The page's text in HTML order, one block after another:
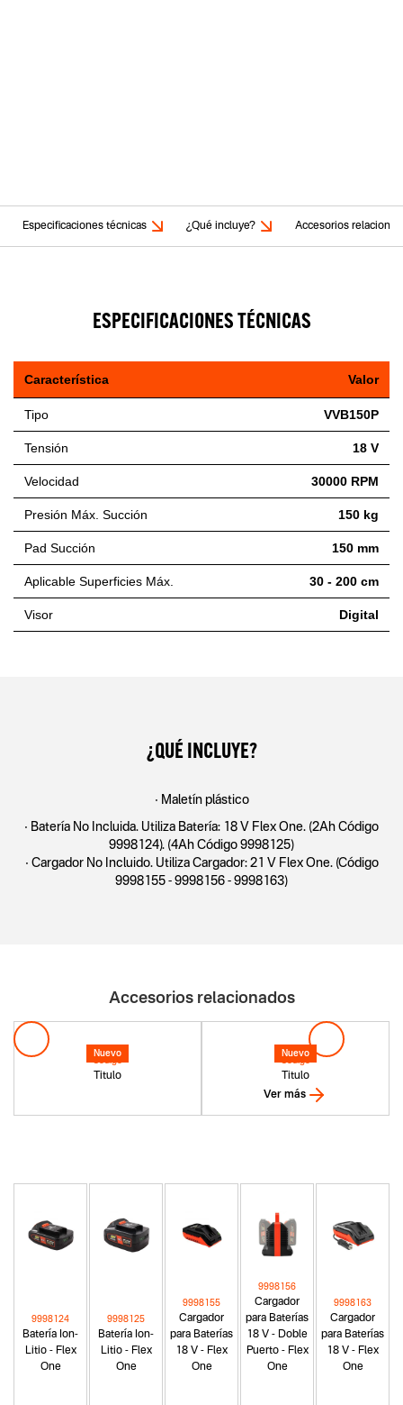
Especificaciones técnicas ¿Qué incluye? Accesorios
ESPECIFICACIONES TÉCNICAS
Característica Valor
Tipo VVB150P
Tensión 18 V
Velocidad 30000 RPM
Presión Máx. Succión 150 kg
Pad Succión 150 mm
Aplicable Superficies Máx. 30 - 200 cm
Visor Digital
¿QUÉ INCLUYE?
• Maletín plástico
• Batería No Incluida. Utiliza Batería: 18 V Flex One. (2Ah Código
9998124). (4Ah Código 9998125)
• Cargador No Incluido. Utiliza Cargador: 21 V Flex One. (Código
9998155 - 9998156 - 9998163)
Accesorios relacionados
Nuevo
Titulo
Nuevo
Titulo
Ver más
Batería Ion-
Litio - Flex
One
9998124
Batería Ion-
Litio - Flex
One
9998125
Cargador
para Baterías
18 V - Flex
One
9998155
Cargador
para Baterías
18 V - Doble
Puerto - Flex
One
9998156
Cargador
para Baterías
18 V - Flex
One
9998163